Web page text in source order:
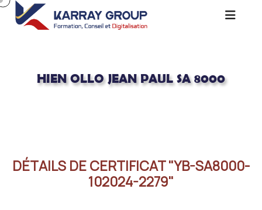
HIEN OLLO JEAN PAUL SA 8000
DÉTAILS DE CERTIFICAT "YB-SA8000-
102024-2279"